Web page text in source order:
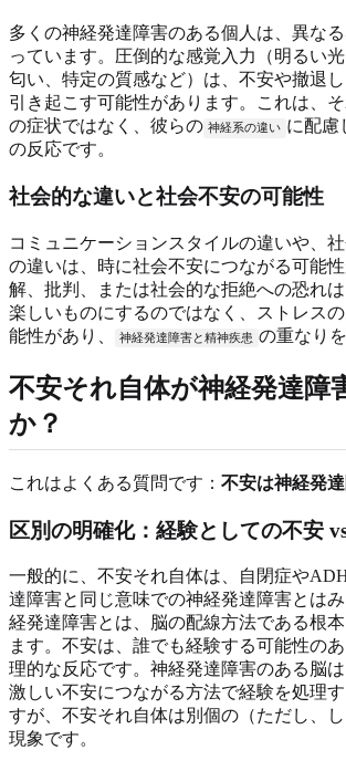
多くの神経発達障害のある個人は、異な
っています。圧倒的な感覚入力（明るい
匂い、特定の質感など）は、不安や撤退
引き起こす可能性があります。これは、
の症状ではなく、彼らの 神経系の違い に配慮
の反応です。
社会的な違いと社会不安の可能性
コミュニケーションスタイルの違いや、
の違いは、時に社会不安につながる可能
解、批判、または社会的な拒絶への恐れ
楽しいものにするのではなく、ストレス
能性があり、
神経発達障害と精神疾患 の重なり
不安それ自体が神経発達障
か？
これはよくある質問です： 不安は神経発
区別の明確化：経験としての不安
一般的に、不安それ自体は、自閉症や
達障害と同じ意味での神経発達障害とは
経発達障害とは、脳の配線方法である根
ます。不安は、誰でも経験する可能性の
理的な反応です。神経発達障害のある脳
激しい不安につながる方法で経験を処理
すが、不安それ自体は別個の（ただし、し
現象です。